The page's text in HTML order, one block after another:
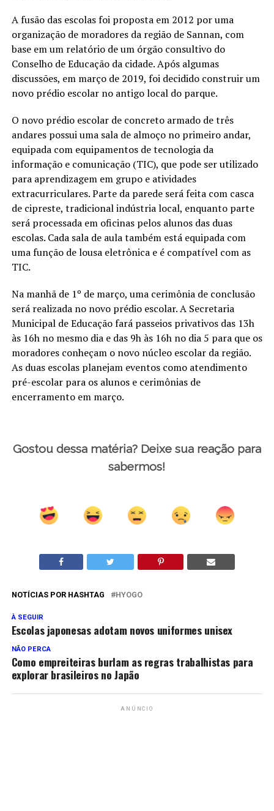
A fusão das escolas foi proposta em 2012 por uma
organização de moradores da região de Sannan, com
base em um relatório de um órgão consultivo do
Conselho de Educação da cidade. Após algumas
discussões, em março de 2019, foi decidido construir um
novo prédio escolar no antigo local do parque.
O novo prédio escolar de concreto armado de três
andares possui uma sala de almoço no primeiro andar,
equipada com equipamentos de tecnologia da
informação e comunicação (TIC), que pode ser utilizado
para aprendizagem em grupo e atividades
extracurriculares. Parte da parede será feita com casca
de cipreste, tradicional indústria local, enquanto parte
será processada em oficinas pelos alunos das duas
escolas. Cada sala de aula também está equipada com
uma função de lousa eletrônica e é compatível com as
TIC.
Na manhã de 1º de março, uma cerimônia de conclusão
será realizada no novo prédio escolar. A Secretaria
Municipal de Educação fará passeios privativos das 13h
às 16h no mesmo dia e das 9h às 16h no dia 5 para que os
moradores conheçam o novo núcleo escolar da região.
As duas escolas planejam eventos como atendimento
pré-escolar para os alunos e cerimônias de
encerramento em março.
Gostou dessa matéria? Deixe sua reação para
sabermos!
NOTÍCIAS POR HASHTAG HYOGO
À SEGUIR
Escolas japonesas adotam novos uniformes unisex
NÃO PERCA
Como empreiteiras burlam as regras trabalhistas para
explorar brasileiros no Japão
ANÚNCIO